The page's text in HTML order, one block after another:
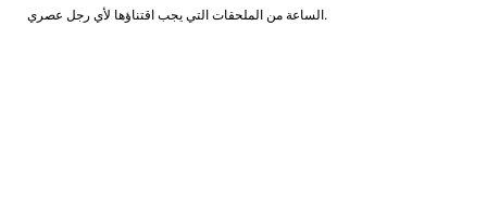
الساعة من الملحقات التي يجب اقتناؤها لأي رجل عصري.